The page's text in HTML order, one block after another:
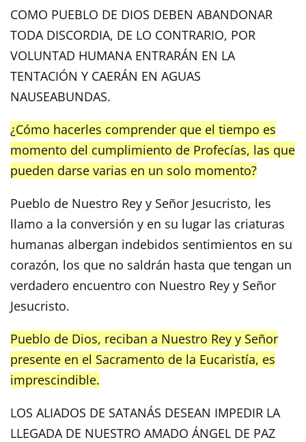
COMO PUEBLO DE DIOS DEBEN ABANDONAR
TODA DISCORDIA, DE LO CONTRARIO, POR
VOLUNTAD HUMANA ENTRARÁN EN LA
TENTACIÓN Y CAERÁN EN AGUAS
NAUSEABUNDAS.
¿Cómo hacerles comprender que el tiempo es
momento del cumplimiento de Profecías, las que
pueden darse varias en un solo momento?
Pueblo de Nuestro Rey y Señor Jesucristo, les
llamo a la conversión y en su lugar las criaturas
humanas albergan indebidos sentimientos en su
corazón, los que no saldrán hasta que tengan un
verdadero encuentro con Nuestro Rey y Señor
Jesucristo.
Pueblo de Dios, reciban a Nuestro Rey y Señor
presente en el Sacramento de la Eucaristía, es
imprescindible.
LOS ALIADOS DE SATANÁS DESEAN IMPEDIR LA
LLEGADA DE NUESTRO AMADO ÁNGEL DE PAZ